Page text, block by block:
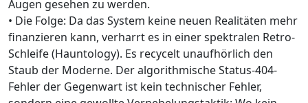
Augen gesehen zu werden.
• Die Folge: Da das System keine neuen Realitäten mehr
finanzieren kann, verharrt es in einer spektralen Retro-
Schleife (Hauntology). Es recycelt unaufhörlich den
Staub der Moderne. Der algorithmische Status-404-
Fehler der Gegenwart ist kein technischer Fehler,